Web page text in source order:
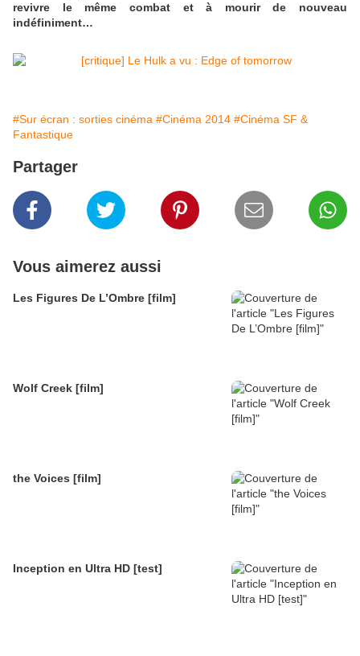
revivre le même combat et à mourir de nouveau
indéfiniment…
#Sur écran : sorties cinéma #Cinéma 2014 #Cinéma SF &
Fantastique
Partager
Vous aimerez aussi
Les Figures De L’Ombre [film]
Wolf Creek [film]
the Voices [film]
Inception en Ultra HD [test]